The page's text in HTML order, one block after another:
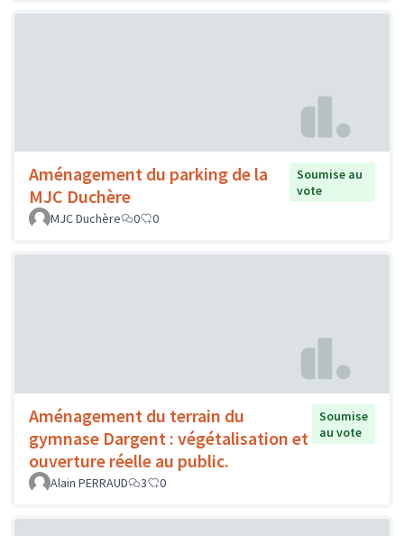
Aménagement du parking de la
MJC Duchère
Soumise au
vote
MJC Duchère
0 0
Aménagement du terrain du
gymnase Dargent : végétalisation et
ouverture réelle au public.
Soumise
au vote
Alain PERRAUD 3 0